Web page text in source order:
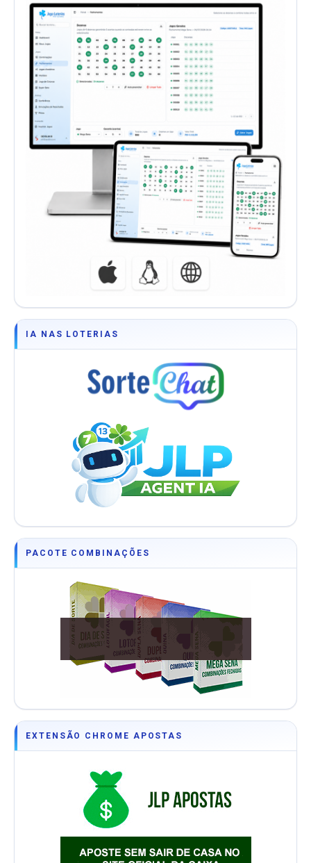
IA NAS LOTERIAS
PACOTE COMBINAÇÕES
EXTENSÃO CHROME APOSTAS